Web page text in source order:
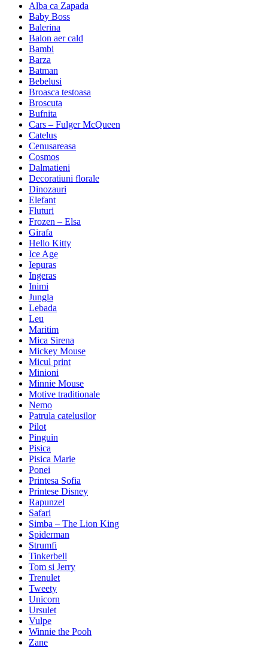
Alba ca Zapada
Baby Boss
Balerina
Balon aer cald
Bambi
Barza
Batman
Bebelusi
Broasca testoasa
Broscuta
Bufnita
Cars – Fulger McQueen
Catelus
Cenusareasa
Cosmos
Dalmatieni
Decoratiuni florale
Dinozauri
Elefant
Fluturi
Frozen – Elsa
Girafa
Hello Kitty
Ice Age
Iepuras
Ingeras
Inimi
Jungla
Lebada
Leu
Maritim
Mica Sirena
Mickey Mouse
Micul print
Minioni
Minnie Mouse
Motive traditionale
Nemo
Patrula catelusilor
Pilot
Pinguin
Pisica
Pisica Marie
Ponei
Printesa Sofia
Printese Disney
Rapunzel
Safari
Simba – The Lion King
Spiderman
Strumfi
Tinkerbell
Tom si Jerry
Trenulet
Tweety
Unicorn
Ursulet
Vulpe
Winnie the Pooh
Zane